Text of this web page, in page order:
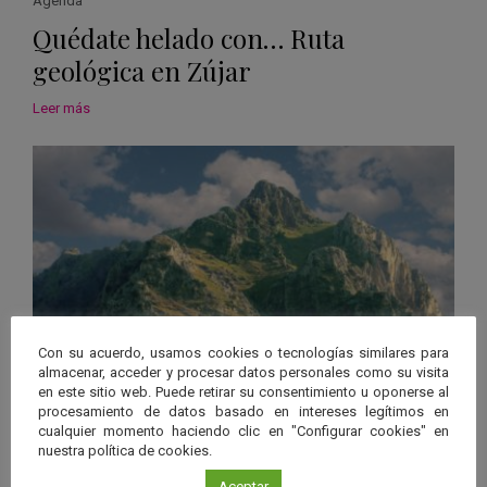
Quédate helado con… Ruta
geológica en Zújar
Leer más
Agenda
Ruta científica: «Quédate helado
Con su acuerdo, usamos cookies o tecnologías similares para
almacenar, acceder y procesar datos personales como su visita
en este sitio web. Puede retirar su consentimiento u oponerse al
procesamiento de datos basado en intereses legítimos en
cualquier momento haciendo clic en "Configurar cookies" en
nuestra política de cookies.